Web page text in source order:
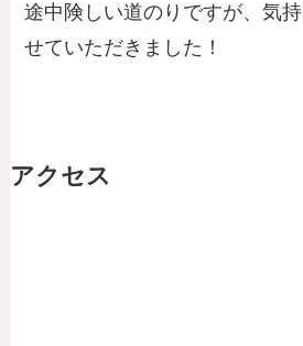
途中険しい道のりですが、気
せていただきました！
アクセス